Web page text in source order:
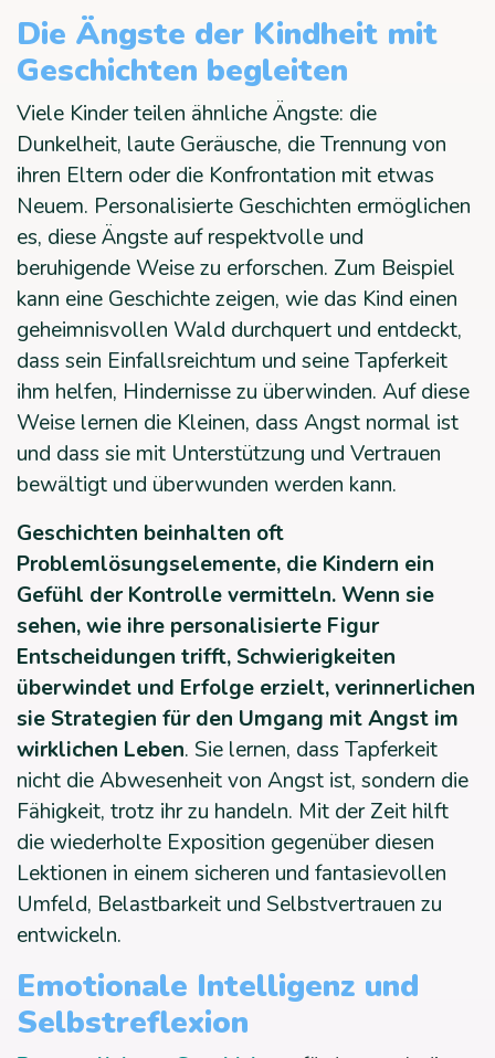
Die Ängste der Kindheit mit
Geschichten begleiten
Viele Kinder teilen ähnliche Ängste: die
Dunkelheit, laute Geräusche, die Trennung von
ihren Eltern oder die Konfrontation mit etwas
Neuem. Personalisierte Geschichten ermöglichen
es, diese Ängste auf respektvolle und
beruhigende Weise zu erforschen. Zum Beispiel
kann eine Geschichte zeigen, wie das Kind einen
geheimnisvollen Wald durchquert und entdeckt,
dass sein Einfallsreichtum und seine Tapferkeit
ihm helfen, Hindernisse zu überwinden. Auf diese
Weise lernen die Kleinen, dass Angst normal ist
und dass sie mit Unterstützung und Vertrauen
bewältigt und überwunden werden kann.
Geschichten beinhalten oft
Problemlösungselemente, die Kindern ein
Gefühl der Kontrolle vermitteln. Wenn sie
sehen, wie ihre personalisierte Figur
Entscheidungen trifft, Schwierigkeiten
überwindet und Erfolge erzielt, verinnerlichen
sie Strategien für den Umgang mit Angst im
wirklichen Leben. Sie lernen, dass Tapferkeit
nicht die Abwesenheit von Angst ist, sondern die
Fähigkeit, trotz ihr zu handeln. Mit der Zeit hilft
die wiederholte Exposition gegenüber diesen
Lektionen in einem sicheren und fantasievollen
Umfeld, Belastbarkeit und Selbstvertrauen zu
entwickeln.
Emotionale Intelligenz und
Selbstreflexion